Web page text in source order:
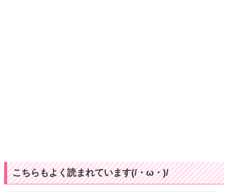
こちらもよく読まれています(/・ω・)/